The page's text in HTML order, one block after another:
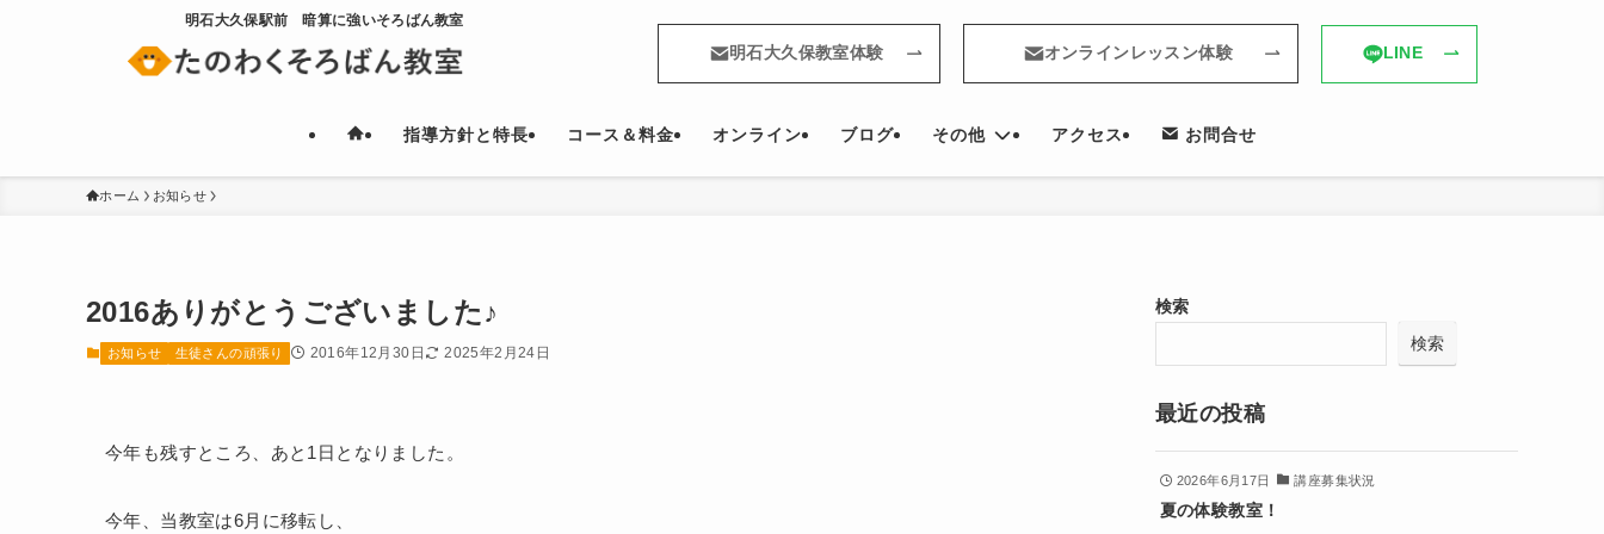
明石大久保駅前 暗算に強いそろばん教室
指導方針と特長 コース＆料金 オンライン ブログ その他 アクセス お問合せ
明石大久保教室体験 オンラインレッスン体験 LINE
ホーム お知らせ
2016ありがとうございました♪
お知らせ 生徒さんの頑張り 2016年12月30日 2025年2月24日
今年も残すところ、あと1日となりました。
今年、当教室は6月に移転し、
検索
検索
最近の投稿
2026年6月17日 講座募集状況
夏の体験教室！